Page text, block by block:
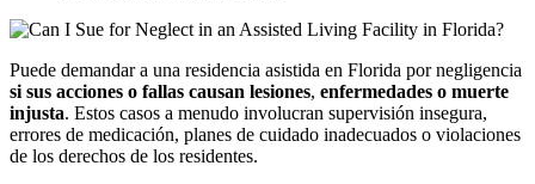
Puede demandar a una residencia asistida en Florida por negligencia
si sus acciones o fallas causan lesiones, enfermedades o muerte
injusta. Estos casos a menudo involucran supervisión insegura,
errores de medicación, planes de cuidado inadecuados o violaciones
de los derechos de los residentes.